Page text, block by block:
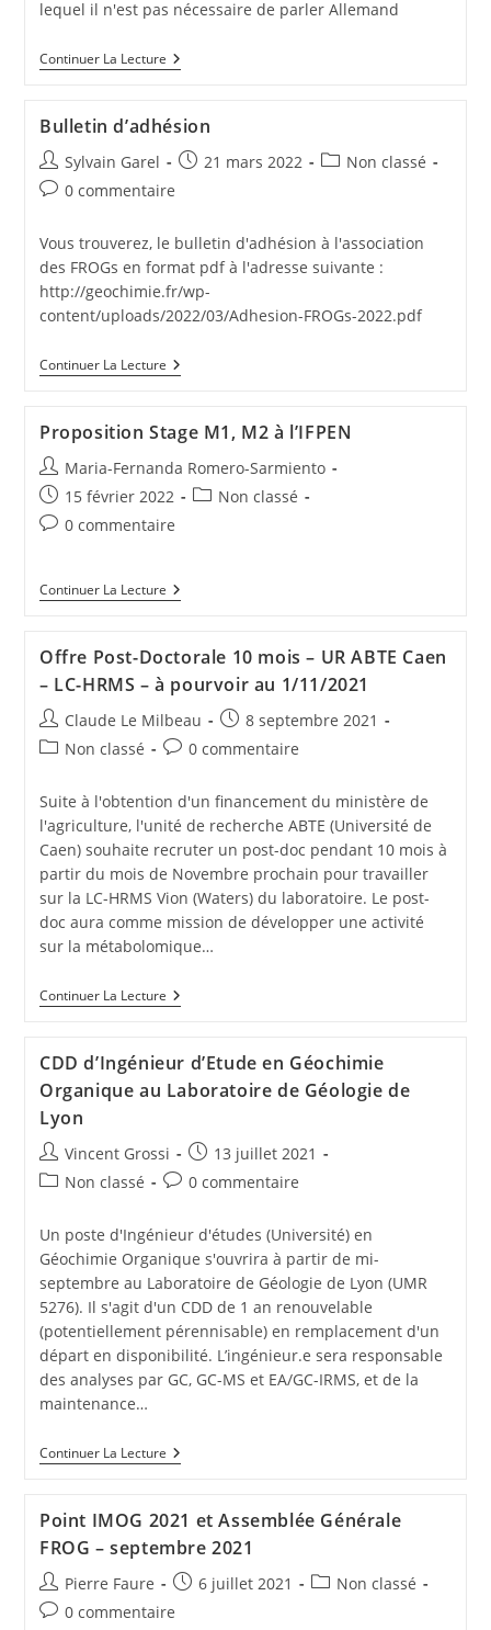
lequel il n'est pas nécessaire de parler Allemand
Continuer La Lecture
Bulletin d’adhésion
Sylvain Garel 21 mars 2022
Non classé
0 commentaire
Vous trouverez, le bulletin d'adhésion à l'association
des FROGs en format pdf à l'adresse suivante :
http://geochimie.fr/wp-
content/uploads/2022/03/Adhesion-FROGs-2022.pdf
Continuer La Lecture
Proposition Stage M1, M2 à l’IFPEN
Maria-Fernanda Romero-Sarmiento
15 février 2022
Non classé
0 commentaire
Continuer La Lecture
Offre Post-Doctorale 10 mois – UR ABTE Caen
– LC-HRMS – à pourvoir au 1/11/2021
Claude Le Milbeau
8 septembre 2021
Non classé
0 commentaire
Suite à l'obtention d'un financement du ministère de
l'agriculture, l'unité de recherche ABTE (Université de
Caen) souhaite recruter un post-doc pendant 10 mois à
partir du mois de Novembre prochain pour travailler
sur la LC-HRMS Vion (Waters) du laboratoire. Le post-
doc aura comme mission de développer une activité
sur la métabolomique…
Continuer La Lecture
CDD d’Ingénieur d’Etude en Géochimie
Organique au Laboratoire de Géologie de
Lyon
Vincent Grossi
13 juillet 2021
Non classé
0 commentaire
Un poste d'Ingénieur d'études (Université) en
Géochimie Organique s'ouvrira à partir de mi-
septembre au Laboratoire de Géologie de Lyon (UMR
5276). Il s'agit d'un CDD de 1 an renouvelable
(potentiellement pérennisable) en remplacement d'un
départ en disponibilité. L’ingénieur.e sera responsable
des analyses par GC, GC-MS et EA/GC-IRMS, et de la
maintenance…
Continuer La Lecture
Point IMOG 2021 et Assemblée Générale
FROG – septembre 2021
Pierre Faure 6 juillet 2021
Non classé
0 commentaire